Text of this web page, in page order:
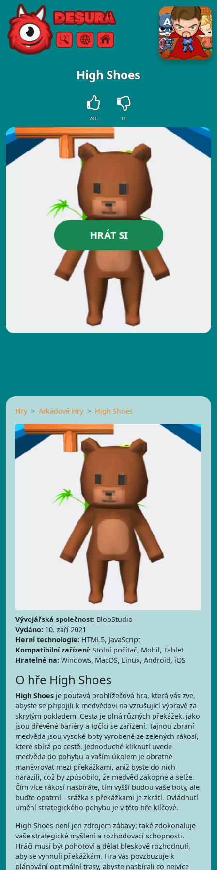
Free Online Games
Vyhledávání
Menu
High Shoes
240 11
HRÁT SI
Hry Arkádové Hry High Shoes
Vývojářská společnost: BlobStudio
Vydáno: 10. září 2021
Herní technologie: HTML5, JavaScript
Kompatibilní zařízení: Stolní počítač, Mobil, Tablet
Hratelné na: Windows, MacOS, Linux, Android, iOS
O hře High Shoes
High Shoes je poutavá prohlížečová hra, která vás zve,
abyste se připojili k medvědovi na vzrušující výpravě za
skrytým pokladem. Cesta je plná různých překážek, jako
jsou dřevěné bariéry a točící se zařízení. Tajnou zbraní
medvěda jsou vysoké boty vyrobené ze zelených rákosí,
které sbírá po cestě. Jednoduché kliknutí uvede
medvěda do pohybu a vaším úkolem je obratně
manévrovat mezi překážkami, aniž byste do nich
narazili, což by způsobilo, že medvěd zakopne a selže.
Čím více rákosí nasbíráte, tím vyšší budou vaše boty, ale
buďte opatrní - srážka s překážkami je zkrátí. Ovládnutí
umění strategického pohybu je v této hře klíčové.
High Shoes není jen zdrojem zábavy; také zdokonaluje
vaše strategické myšlení a rozhodovací schopnosti.
Hráči musí být pohotoví a dělat bleskové rozhodnutí,
aby se vyhnuli překážkám. Hra vás povzbuzuje k
plánování optimální trasy, abyste nasbírali co nejvíce